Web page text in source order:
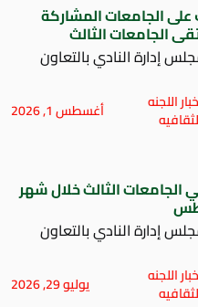
الجامعات المشاركة
الجامعات الثالث
إدارة النادي بالتعاون
اللجنه أغسطس 1, 2026
الجامعات الثالث خلال شهر
إدارة النادي بالتعاون
اللجنه يوليو 29, 2026